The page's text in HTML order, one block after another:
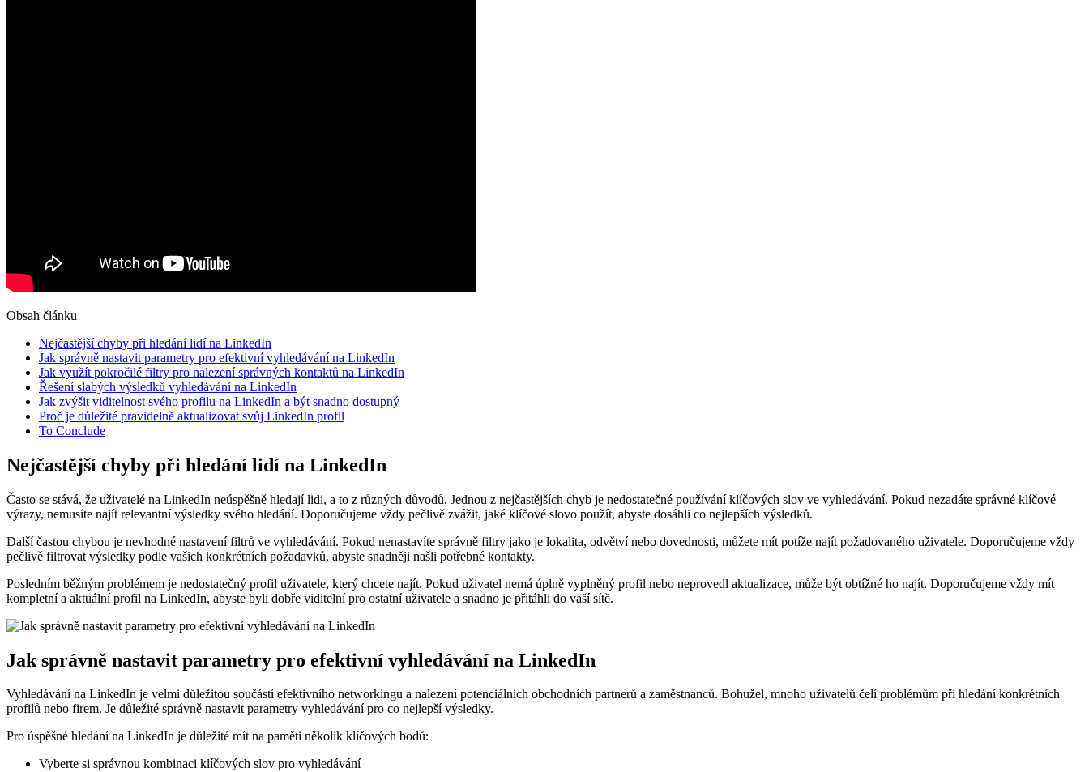
Obsah článku
Nejčastější chyby při hledání lidí na LinkedIn
Jak správně nastavit parametry pro efektivní vyhledávání na LinkedIn
Jak využít pokročilé filtry pro nalezení správných kontaktů na LinkedIn
Řešení slabých výsledků vyhledávání na LinkedIn
Jak zvýšit viditelnost svého profilu na LinkedIn a být snadno dostupný
Proč je důležité pravidelně aktualizovat svůj LinkedIn profil
To Conclude
Nejčastější chyby při hledání lidí na LinkedIn
Často se stává, že uživatelé na LinkedIn neúspěšně hledají lidi, a to z různých důvodů. Jednou z nejčastějších chyb je nedostatečné používání klíčových slov ve vyhledávání. Pokud nezadáte správné klíčové
výrazy, nemusíte najít relevantní výsledky svého hledání. Doporučujeme vždy pečlivě zvážit, jaké klíčové slovo použít, abyste dosáhli co nejlepších výsledků.
Další častou chybou je nevhodné nastavení filtrů ve vyhledávání. Pokud nenastavíte správně filtry jako je lokalita, odvětví nebo dovednosti, můžete mít potíže najít požadovaného uživatele. Doporučujeme vždy
pečlivě filtrovat výsledky podle vašich konkrétních požadavků, abyste snadněji našli potřebné kontakty.
Posledním běžným problémem je nedostatečný profil uživatele, který chcete najít. Pokud uživatel nemá úplně vyplněný profil nebo neprovedl aktualizace, může být obtížné ho najít. Doporučujeme vždy mít
kompletní a aktuální profil na LinkedIn, abyste byli dobře viditelní pro ostatní uživatele a snadno je přitáhli do vaší sítě.
Jak správně nastavit parametry pro efektivní vyhledávání na LinkedIn
Vyhledávání na LinkedIn je velmi důležitou součástí efektivního networkingu a nalezení potenciálních obchodních partnerů a zaměstnanců. Bohužel, mnoho uživatelů čelí problémům při hledání konkrétních
profilů nebo firem. Je důležité správně nastavit parametry vyhledávání pro co nejlepší výsledky.
Pro úspěšné hledání na LinkedIn je důležité mít na paměti několik klíčových bodů:
Vyberte si správnou kombinaci klíčových slov pro vyhledávání